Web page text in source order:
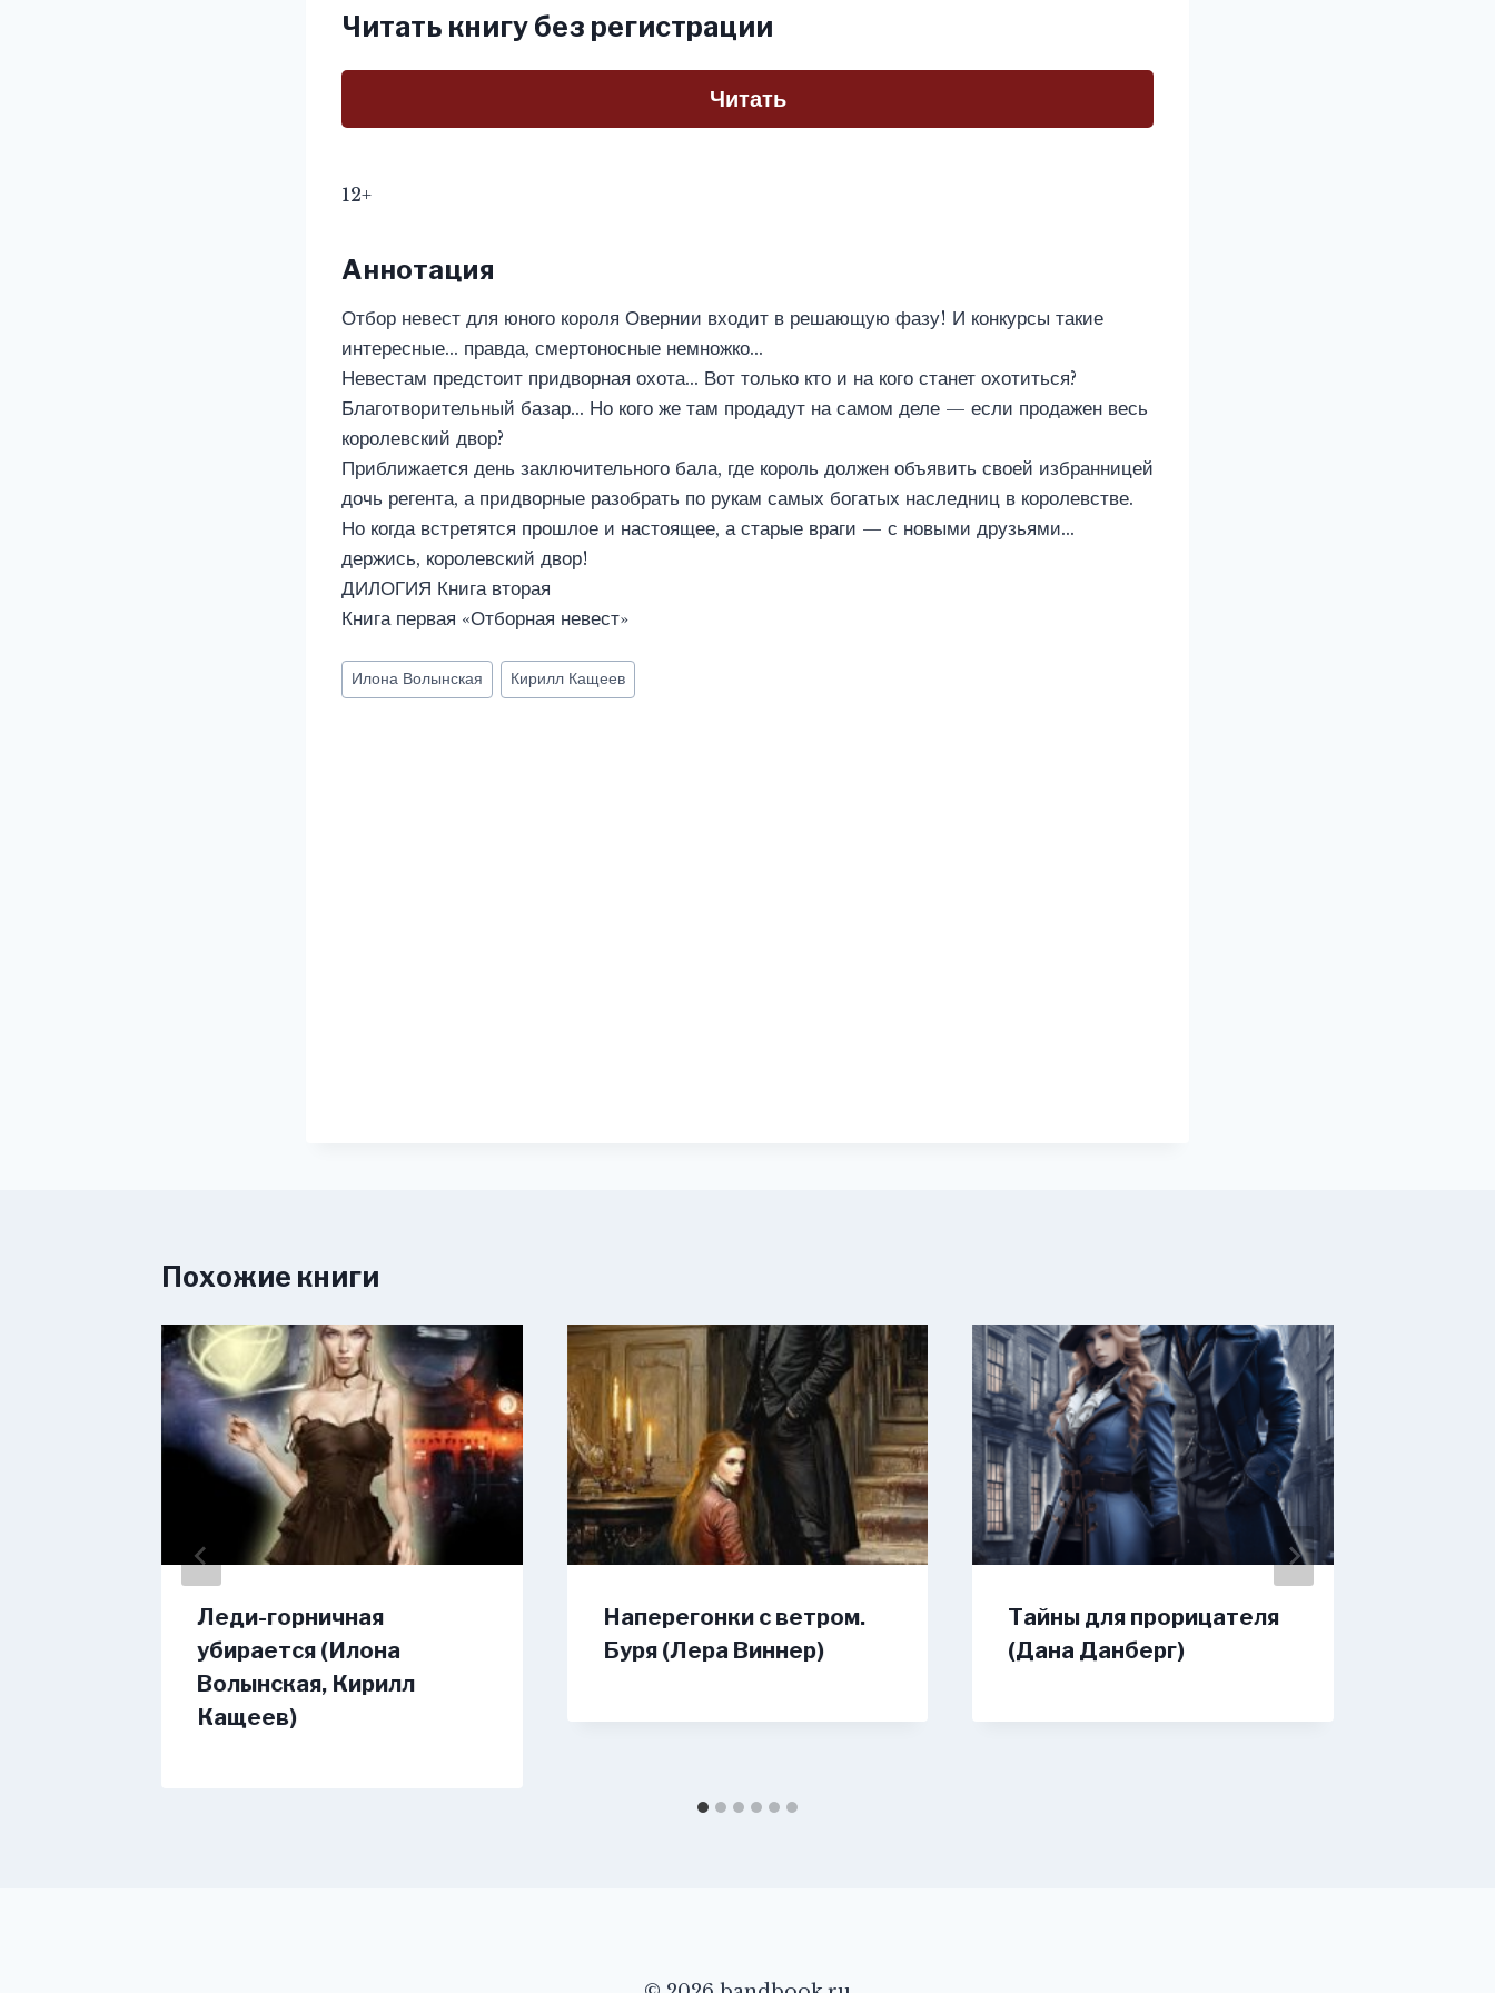
Читать книгу без регистрации
Читать
12+
Аннотация
Отбор невест для юного короля Овернии входит в решающую фазу! И конкурсы такие
интересные… правда, смертоносные немножко…
Невестам предстоит придворная охота… Вот только кто и на кого станет охотиться?
Благотворительный базар… Но кого же там продадут на самом деле — если продажен весь
королевский двор?
Приближается день заключительного бала, где король должен объявить своей избранницей
дочь регента, а придворные разобрать по рукам самых богатых наследниц в королевстве.
Но когда встретятся прошлое и настоящее, а старые враги — с новыми друзьями…
держись, королевский двор!
ДИЛОГИЯ Книга вторая
Книга первая «Отборная невест»
Метки
записи:
Илона Волынская Кирилл Кащеев
Похожие книги
Леди-горничная
убирается (Илона
Волынская, Кирилл
Кащеев)
Наперегонки с ветром.
Буря (Лера Виннер)
Тайны для прорицателя
(Дана Данберг)